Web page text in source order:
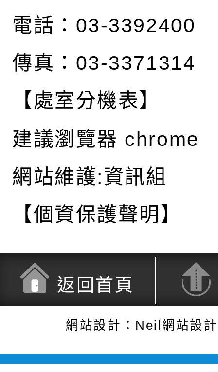
電話：03-3392400
傳真：03-3371314
【處室分機表】
建議瀏覽器 chrome
網站維護:資訊組
【個資保護聲明】
返回首頁
網站設計：Neil網站設